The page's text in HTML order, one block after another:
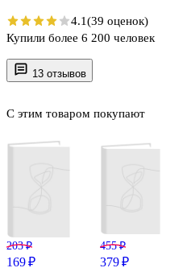
13 отзывов
С этим товаром покупают
203 ₽
169 ₽
455 ₽
379 ₽
4.1(39 оценок)
Купили более 6 200 человек